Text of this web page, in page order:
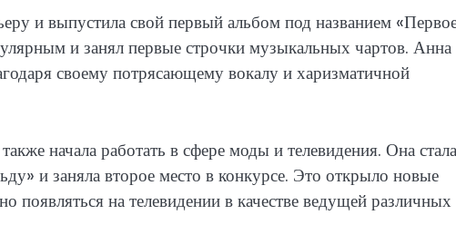
и выпустила свой первый альбом под названием
и занял первые строчки музыкальных чартов. Анна
своему потрясающему вокалу и харизматичной
начала работать в сфере моды и телевидения. Она стала
и заняла второе место в конкурсе. Это открыло новые
появляться на телевидении в качестве ведущей различных